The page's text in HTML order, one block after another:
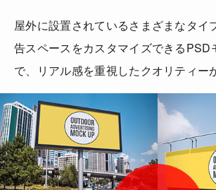
屋外に設置されているさまざまなタイ
告スペースをカスタマイズできるPSD
で、リアル感を重視したクオリティー